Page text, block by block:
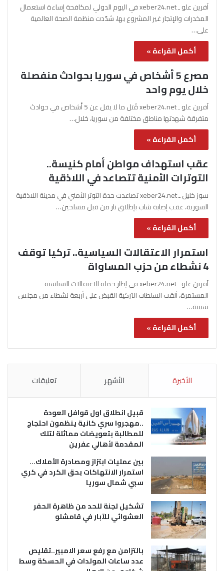
آفرين علو ـ xeber24.net في اليوم الدولي لمكافحة إساءة استعمال
المخدرات والإتجار غير المشروع بها، شدّدت منظمة الصحة العالمية
على…
أكمل القراءة »
مصرع 5 أشخاص في سوريا بحوادث منفصلة
خلال يوم واحد
آفرين علو ـ xeber24.net قُتل ما لا يقل عن 5 أشخاص في حوادث
متفرقة شهدتها مناطق مختلفة من سوريا، خلال…
أكمل القراءة »
عقب استهداف مواطن أمام كنيسة..
التوترات الأمنية تتصاعد في اللاذقية
سوز خليل ـ xeber24.net تصاعدت حدة التوتر الأمني في مدينة اللاذقية
السورية، عقب إصابة شاب بإطلاق نار من قبل مسلحين…
أكمل القراءة »
استمرار الاعتقالات السياسية.. تركيا توقف
4 نشطاء من حزب المساواة
آفرين علو ـ xeber24.net في إطار حملة الاعتقالات السياسية
المستمرة، ألقت السلطات التركية القبض على أربعة نشطاء من مجلس
شبيبة…
أكمل القراءة »
الأخيرة الأشهر تعليقات
قبيل انطلاق اول قوافل العودة
..مهجروا سري كانية ينظمون احتجاج
للمطالبة بتعويضات مماثلة لتلك
المقدمة لأهالي عفرين
بين عمليات ابتزاز ومصادرة الأملاك…
استمرار الانتهاكات بحق الكرد في كري
سبي شمال سوريا
تشكيل لجنة للحد من ظاهرة الحفر
العشوائي للآبار في قامشلو
بالتزامن مع رفع سعر الامبير..تقليص
عدد ساعات المولدات في الحسكة وسط